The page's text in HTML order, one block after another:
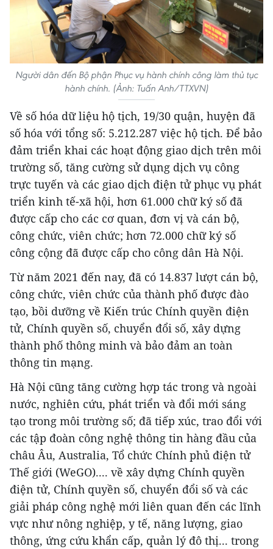
Người dân đến Bộ phận Phục vụ hành chính công làm thủ tục
hành chính. (Ảnh: Tuấn Anh/TTXVN)
Về số hóa dữ liệu hộ tịch, 19/30 quận, huyện đã
số hóa với tổng số: 5.212.287 việc hộ tịch. Để bảo
đảm triển khai các hoạt động giao dịch trên môi
trường số, tăng cường sử dụng dịch vụ công
trực tuyến và các giao dịch điện tử phục vụ phát
triển kinh tế-xã hội, hơn 61.000 chữ ký số đã
được cấp cho các cơ quan, đơn vị và cán bộ,
công chức, viên chức; hơn 72.000 chữ ký số
công cộng đã được cấp cho công dân Hà Nội.
Từ năm 2021 đến nay, đã có 14.837 lượt cán bộ,
công chức, viên chức của thành phố được đào
tạo, bồi dưỡng về Kiến trúc Chính quyền điện
tử, Chính quyền số, chuyển đổi số, xây dựng
thành phố thông minh và bảo đảm an toàn
thông tin mạng.
Hà Nội cũng tăng cường hợp tác trong và ngoài
nước, nghiên cứu, phát triển và đổi mới sáng
tạo trong môi trường số; đã tiếp xúc, trao đổi với
các tập đoàn công nghệ thông tin hàng đầu của
châu Âu, Australia, Tổ chức Chính phủ điện tử
Thế giới (WeGO).... về xây dựng Chính quyền
điện tử, Chính quyền số, chuyển đổi số và các
giải pháp công nghệ mới liên quan đến các lĩnh
vực như nông nghiệp, y tế, năng lượng, giao
thông, ứng cứu khẩn cấp, quản lý đô thị... trong